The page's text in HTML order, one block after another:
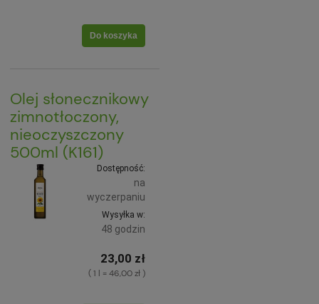
Do koszyka
Olej słonecznikowy
zimnotłoczony,
nieoczyszczony
500ml (K161)
Dostępność:
na
wyczerpaniu
Wysyłka w:
48 godzin
23,00 zł
( 1 l = 46,00 zł )